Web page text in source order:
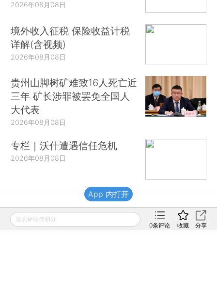
2026年08月08日
境外收入征税 保险收益计税
详解(含视频)
2026年08月08日
贵州山脚树矿难致16人死亡近
三年 矿长涉罪被罢免全国人
大代表
2026年08月08日
专栏｜沃什遭遇信任危机
2026年08月08日
财新移动
发表评论得积分
0条评论 收藏 分享
App 内打开